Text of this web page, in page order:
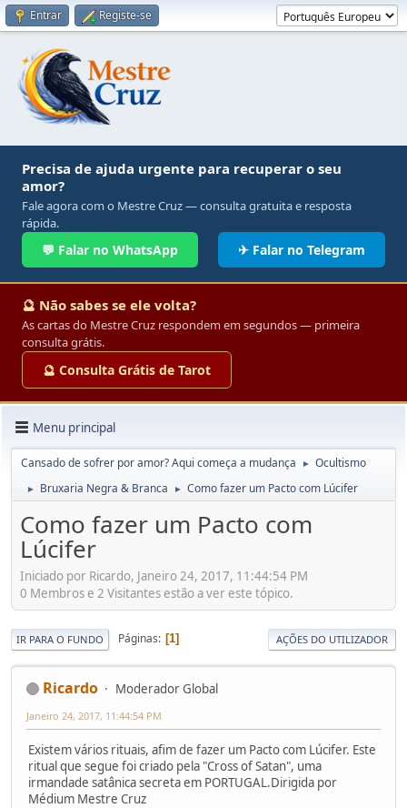
Entrar Registe-se
Precisa de ajuda urgente para recuperar o seu
amor?
Fale agora com o Mestre Cruz — consulta gratuita e resposta
rápida.
💬 Falar no WhatsApp ✈ Falar no Telegram
🔮 Não sabes se ele volta?
As cartas do Mestre Cruz respondem em segundos — primeira
consulta grátis.
🔮 Consulta Grátis de Tarot
Menu principal
Cansado de sofrer por amor? Aqui começa a mudança ► Ocultismo
► Bruxaria Negra & Branca ► Como fazer um Pacto com Lúcifer
Como fazer um Pacto com
Lúcifer
Iniciado por Ricardo, Janeiro 24, 2017, 11:44:54 PM
0 Membros e 2 Visitantes estão a ver este tópico.
IR PARA O FUNDO Páginas 1 AÇÕES DO UTILIZADOR
Ricardo Moderador Global
Janeiro 24, 2017, 11:44:54 PM
Existem vários rituais, afim de fazer um Pacto com Lúcifer. Este
ritual que segue foi criado pela "Cross of Satan", uma
irmandade satânica secreta em PORTUGAL.Dirigida por
Médium Mestre Cruz